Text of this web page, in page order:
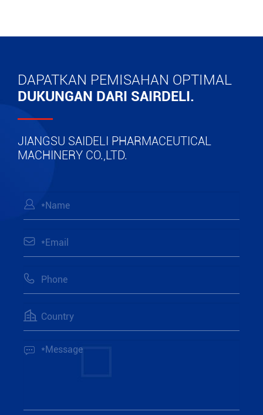
DAPATKAN PEMISAHAN OPTIMAL
DUKUNGAN DARI SAIRDELI.
JIANGSU SAIDELI PHARMACEUTICAL
MACHINERY CO.,LTD.




